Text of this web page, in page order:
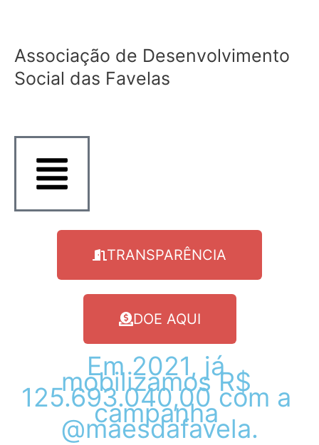
conteúdo
Associação de Desenvolvimento
Social das Favelas
TRANSPARÊNCIA
DOE AQUI
Em 2021, já
mobilizamos R$
125.693.040,00 com a
campanha
@maesdafavela.